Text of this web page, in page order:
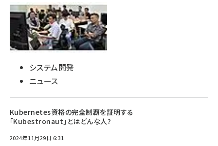
システム開発
ニュース
Kubernetes資格の完全制覇を証明する
「Kubestronaut」とはどんな人?
2024年11月29日 6:31